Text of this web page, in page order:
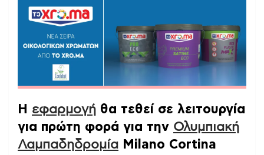
Η εφαρμογή θα τεθεί σε λειτουργία
για πρώτη φορά για την Ολυμπιακή
Λαμπαδηδρομία Milano Cortina